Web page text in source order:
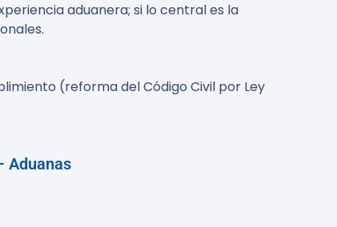
aduanera; si lo central es la
(reforma del Código Civil por Ley
Aduanas